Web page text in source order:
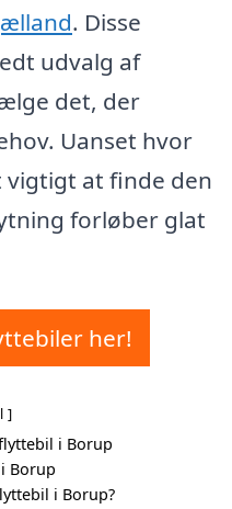
. Disse
udvalg af
det, der
Uanset hvor
at finde den
forløber glat
her!
i Borup
Borup
i Borup?